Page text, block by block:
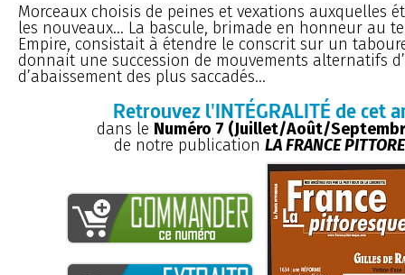
Morceaux choisis de peines et vexations auxquelles
les nouveaux... La bascule, brimade en honneur au
Empire, consistait à étendre le conscrit sur un
donnait une succession de mouvements alternatifs
d’abaissement des plus saccadés...
Retrouvez l'INTÉGRALITÉ de cet
dans le Numéro 7 (Juillet/Août/
de notre publication LA FRANCE